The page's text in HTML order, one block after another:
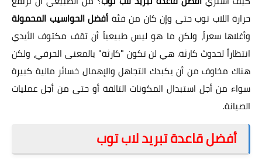
حرارة اللاب توب حتى وإن كان من فئة أفضل الحواسيب المحمولة
وأغلاها سعراً، ولكن ما هو ليس طبيعياً أن تقف مكتوف الأيدي
انتظاراً لحدوث كارثة. هي لن تكون "كارثة" بالمعنى الحرفي، ولكن
هناك مخاوف من أن يكبدك التجاهل والإهمال خسائر مالية كبيرة
سواء من أجل استبدال المكونات التالفة أو حتى من أجل عمليات
الصيانة.
أفضل قاعدة تبريد لاب توب